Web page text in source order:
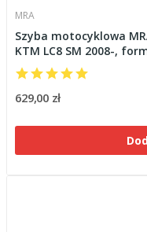
MRA
Szyba motocyklowa
KTM LC8 SM 2008-,
629,00 zł